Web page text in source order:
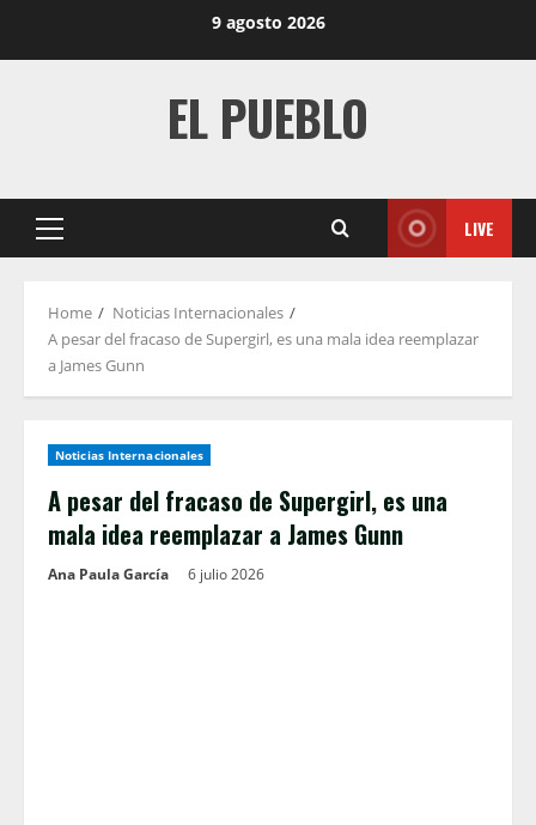
9 agosto 2026
EL PUEBLO
Primary
LIVE
Home
Noticias Internacionales
A pesar del fracaso de Supergirl, es una mala idea reemplazar
a James Gunn
Noticias Internacionales
A pesar del fracaso de Supergirl, es una
mala idea reemplazar a James Gunn
Ana Paula García 6 julio 2026